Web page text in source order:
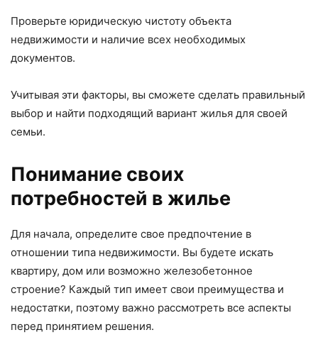
Проверьте юридическую чистоту объекта
недвижимости и наличие всех необходимых
документов.
Учитывая эти факторы, вы сможете сделать правильный
выбор и найти подходящий вариант жилья для своей
семьи.
Понимание своих
потребностей в жилье
Для начала, определите свое предпочтение в
отношении типа недвижимости. Вы будете искать
квартиру, дом или возможно железобетонное
строение? Каждый тип имеет свои преимущества и
недостатки, поэтому важно рассмотреть все аспекты
перед принятием решения.